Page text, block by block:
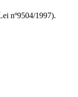
nº9504/1997).